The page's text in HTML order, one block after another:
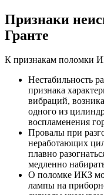
Признаки
Гранте
К признакам поломки
Нестабильность
признака
вибраций,
одного из
воспламенения
Провалы при
неработающих
плавно
медленно
О поломке ИКЗ
лампы на